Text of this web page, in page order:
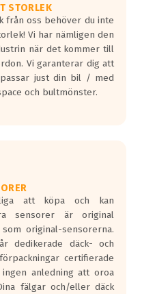
finnas
Hög
vågor
det är
vara
STORLEK
från oss behöver du inte
Vi har nämligen den
när det kommer till
Vi garanterar dig att
just din bil / med
och bultmönster.
att köpa och kan
sensorer är original
original-sensorerna.
dedikerade däck- och
certifierade
anledning att oroa
fälgar och/eller däck